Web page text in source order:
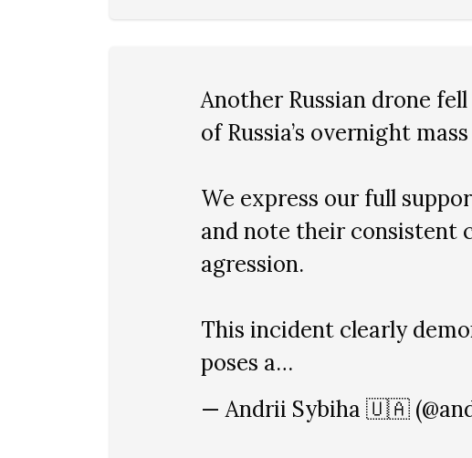
Another Russian drone
of Russia’s overnight
We express our full
and note their consistent
agression.
This incident clearly
poses a…
— Andrii Sybiha 🇺🇦